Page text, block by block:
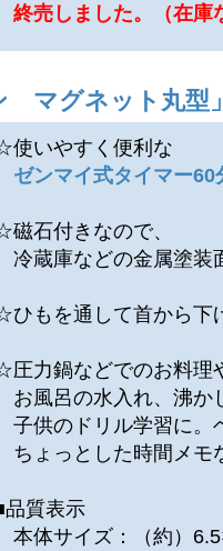
終売しました。（在庫
マグネット丸型
使いやすく便利な
ゼンマイ式タイマー60
磁石付きなので、
冷蔵庫などの金属塗装
ひもを通して首から下
圧力鍋などでのお料理
お風呂の水入れ、沸か
子供のドリル学習に。
ちょっとした時間メモ
品質表示
本体サイズ：（約）